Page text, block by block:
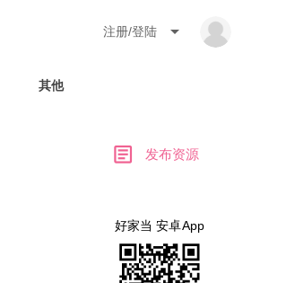
注册/登陆 arrow_drop_down
其他
article 发布资源
好家当 安卓App